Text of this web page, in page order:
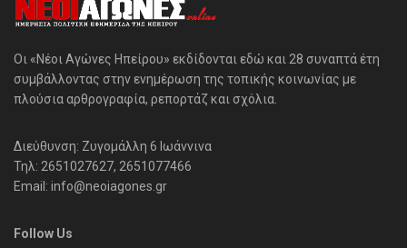
Οι «Νέοι Αγώνες Ηπείρου» εκδίδονται εδώ και 28 συναπτά έτη
συμβάλλοντας στην ενημέρωση της τοπικής κοινωνίας με
πλούσια αρθρογραφία, ρεπορτάζ και σχόλια.
Διεύθυνση: Ζυγομάλλη 6 Ιωάννινα
Τηλ: 2651027627, 2651077466
Email: info@neoiagones.gr
Follow Us